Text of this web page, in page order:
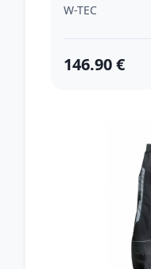
W-TEC
146.90 €